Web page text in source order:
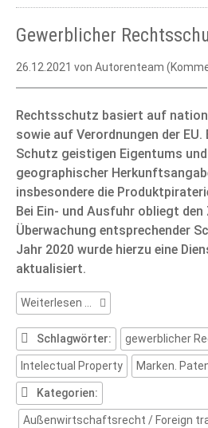
Gewerblicher
26.12.2021 von Autorenteam
Rechtsschutz basiert auf
sowie auf Verordnungen der EU.
Schutz geistigen Eigentums
geographischer
insbesondere die
Bei Ein- und Ausfuhr obliegt
Überwachung entsprechender
Jahr 2020 wurde hierzu eine
aktualisiert.
Weiterlesen …
Gewerblicher
Rechtsschutz
Schlagwörter:
gewerblicher
Intelectual Property Marken.
Kategorien:
Außenwirtschaftsrecht / Foreign